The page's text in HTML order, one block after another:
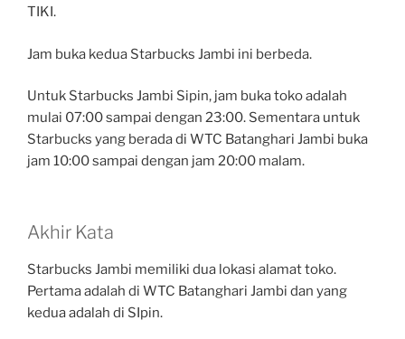
TIKI.
Jam buka kedua Starbucks Jambi ini berbeda.
Untuk Starbucks Jambi Sipin, jam buka toko adalah
mulai 07:00 sampai dengan 23:00. Sementara untuk
Starbucks yang berada di WTC Batanghari Jambi buka
jam 10:00 sampai dengan jam 20:00 malam.
Akhir Kata
Starbucks Jambi memiliki dua lokasi alamat toko.
Pertama adalah di WTC Batanghari Jambi dan yang
kedua adalah di SIpin.